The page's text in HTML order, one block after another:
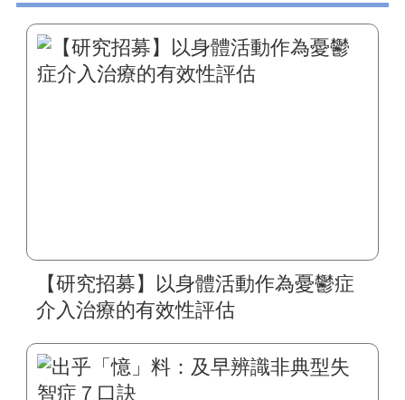
【研究招募】以身體活動作為憂鬱症
介入治療的有效性評估